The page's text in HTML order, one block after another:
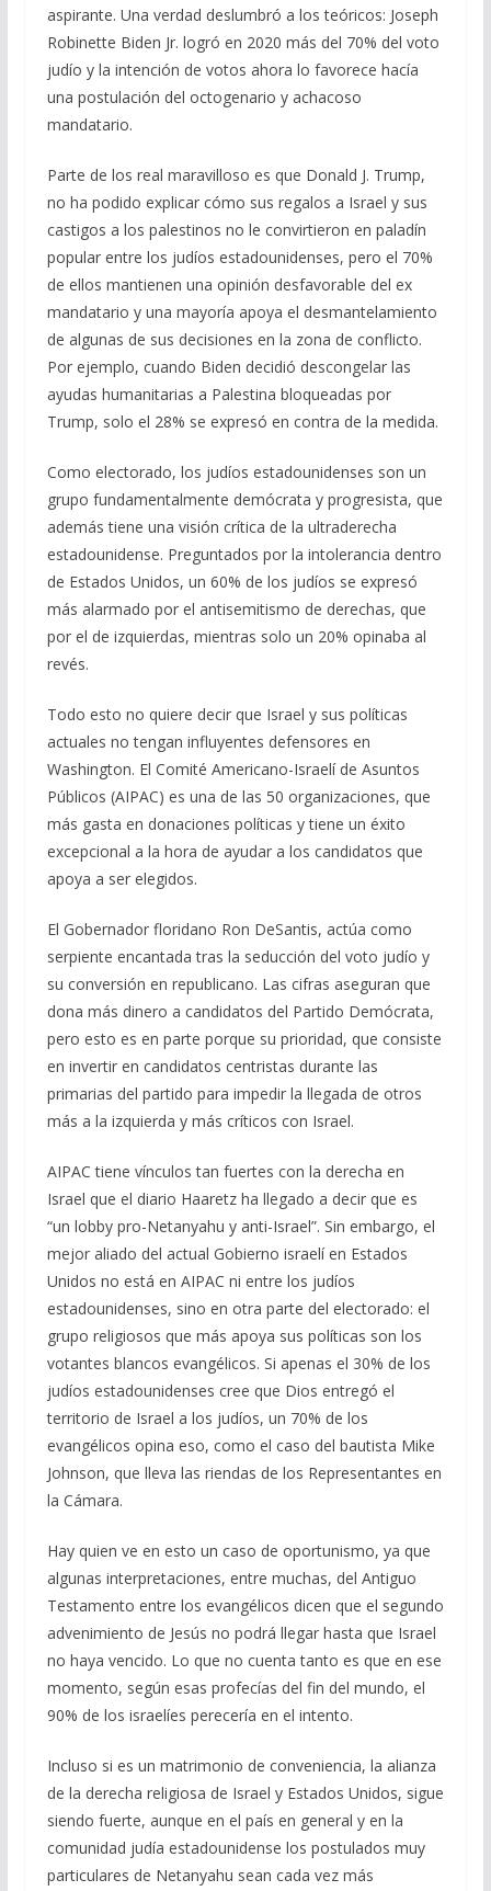
aspirante. Una verdad deslumbró a los teóricos: Joseph
Robinette Biden Jr. logró en 2020 más del 70% del voto
judío y la intención de votos ahora lo favorece hacía
una postulación del octogenario y achacoso
mandatario.
Parte de los real maravilloso es que Donald J. Trump,
no ha podido explicar cómo sus regalos a Israel y sus
castigos a los palestinos no le convirtieron en paladín
popular entre los judíos estadounidenses, pero el 70%
de ellos mantienen una opinión desfavorable del ex
mandatario y una mayoría apoya el desmantelamiento
de algunas de sus decisiones en la zona de conflicto.
Por ejemplo, cuando Biden decidió descongelar las
ayudas humanitarias a Palestina bloqueadas por
Trump, solo el 28% se expresó en contra de la medida.
Como electorado, los judíos estadounidenses son un
grupo fundamentalmente demócrata y progresista, que
además tiene una visión crítica de la ultraderecha
estadounidense. Preguntados por la intolerancia dentro
de Estados Unidos, un 60% de los judíos se expresó
más alarmado por el antisemitismo de derechas, que
por el de izquierdas, mientras solo un 20% opinaba al
revés.
Todo esto no quiere decir que Israel y sus políticas
actuales no tengan influyentes defensores en
Washington. El Comité Americano-Israelí de Asuntos
Públicos (AIPAC) es una de las 50 organizaciones, que
más gasta en donaciones políticas y tiene un éxito
excepcional a la hora de ayudar a los candidatos que
apoya a ser elegidos.
El Gobernador floridano Ron DeSantis, actúa como
serpiente encantada tras la seducción del voto judío y
su conversión en republicano. Las cifras aseguran que
dona más dinero a candidatos del Partido Demócrata,
pero esto es en parte porque su prioridad, que consiste
en invertir en candidatos centristas durante las
primarias del partido para impedir la llegada de otros
más a la izquierda y más críticos con Israel.
AIPAC tiene vínculos tan fuertes con la derecha en
Israel que el diario Haaretz ha llegado a decir que es
“un lobby pro-Netanyahu y anti-Israel”. Sin embargo, el
mejor aliado del actual Gobierno israelí en Estados
Unidos no está en AIPAC ni entre los judíos
estadounidenses, sino en otra parte del electorado: el
grupo religiosos que más apoya sus políticas son los
votantes blancos evangélicos. Si apenas el 30% de los
judíos estadounidenses cree que Dios entregó el
territorio de Israel a los judíos, un 70% de los
evangélicos opina eso, como el caso del bautista Mike
Johnson, que lleva las riendas de los Representantes en
la Cámara.
Hay quien ve en esto un caso de oportunismo, ya que
algunas interpretaciones, entre muchas, del Antiguo
Testamento entre los evangélicos dicen que el segundo
advenimiento de Jesús no podrá llegar hasta que Israel
no haya vencido. Lo que no cuenta tanto es que en ese
momento, según esas profecías del fin del mundo, el
90% de los israelíes perecería en el intento.
Incluso si es un matrimonio de conveniencia, la alianza
de la derecha religiosa de Israel y Estados Unidos, sigue
siendo fuerte, aunque en el país en general y en la
comunidad judía estadounidense los postulados muy
particulares de Netanyahu sean cada vez más